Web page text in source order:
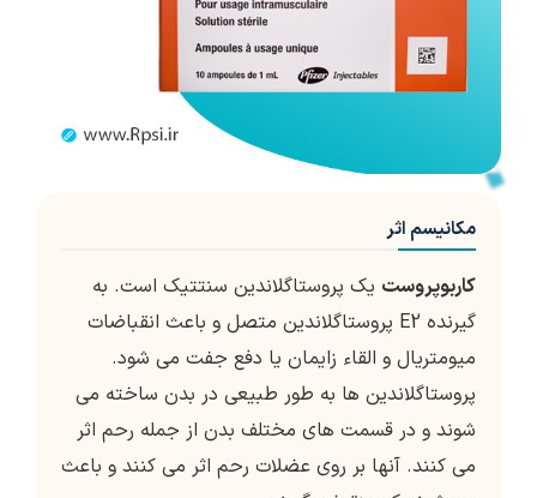
مکانیسم اثر
کاربوپروست یک پروستاگلاندین سنتتیک است. به
گیرنده E2 پروستاگلاندین متصل و باعث انقباضات
میومتریال و القاء زایمان یا دفع جفت می شود.
پروستاگلاندین ها به طور طبیعی در بدن ساخته می
شوند و در قسمت های مختلف بدن از جمله رحم اثر
می کنند. آنها بر روی عضلات رحم اثر می کنند و باعث